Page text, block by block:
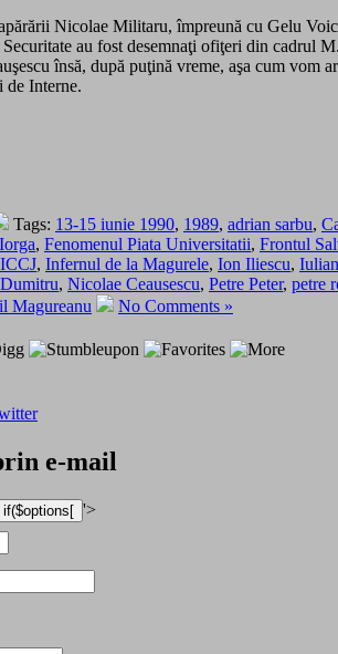
Nicolae Militaru, împreună cu Gelu
au fost desemnaţi ofiţeri din
însă, după puţină vreme, aşa cum
Interne.
Tags: 13-15 iunie 1990, 1989, adrian sarbu,
, Fenomenul Piata Universitatii, Frontul
ICCJ, Infernul de la Magurele, Ion Iliescu,
, Nicolae Ceausescu, Petre Peter, petre
Magureanu No Comments »
e-mail
'>